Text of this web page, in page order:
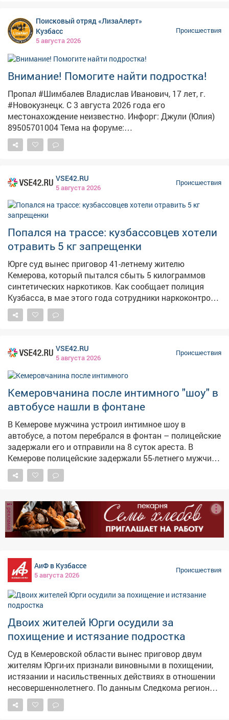
Поисковый отряд «ЛизаАлерт»
Кузбасс
5 августа 2026
Происшествия
Внимание! Помогите найти подростка!
Пропал #Шимбалев Владислав Иванович, 17 лет, г.
#Новокузнецк. С 3 августа 2026 года его
местонахождение неизвестно. Инфорг: Джули (Юлия)
89505701004 Тема на форуме:
https://lizaalert.org/forum/viewtopic.php?t=371500
#ЛизаАлерт #ЛизаАлертКузбасс #ПропалЧеловек
VSE42.RU
5 августа 2026
Происшествия
Попался на трассе: кузбассовцев хотели
отравить 5 кг запрещенки
Юрге суд вынес приговор 41-летнему жителю
Кемерова, который пытался сбыть 5 килограммов
синтетических наркотиков. Как сообщает полиция
Кузбасса, в мае этого года сотрудники наркоконтроля
получили информацию о готовящейся крупной
партии. Оперативники разработали спецоперацию и в
машины изъяли сумку с 5 свёртками "синтетики"
общей массой около 5 килограммов – это особо
крупный размер. Мужчина нашёл криминальный
заработок в интернете, получил бесконтактно партию
наркотиков и перевозил её для закладок, но не успел
сбыть. Суд признал его виновным и назначил 9 лет
колонии строгого режима и штраф 120 тысяч рублей.
Приговор вступил в силу.
VSE42.RU
5 августа 2026
Происшествия
Кемеровчанина после интимного "шоу" в
автобусе нашли в фонтане
В Кемерове мужчина устроил интимное шоу в
автобусе, а потом перебрался в фонтан – полицейские
задержали его и отправили на 8 суток ареста. В
Кемерове полицейские задержали 55-летнего мужчину,
который совершал действия интимного характера в
общественном транспорте. Как сообщает полиция
пассажиры автобуса запечатлели непристойное
поведение горожанина. В полицию тогда никто не
обратился, но сотрудники начали проверку. Позже в
дежурную часть позвонила женщина и сообщила, что
похожий на того, кого искали. Полицейские задержали
нарушителя. Объяснить своё поведение он не смог. На
мужчину составили протокол по статье "Мелкое
хулиганство". Суд отправил его под
административный арест на 8 суток. Полиция
напоминает: о подобных происшествиях нужно
сообщать по номеру 102, чтобы своевременно
пресекать противоправные действия.
реклама
АиФ в Кузбассе
5 августа 2026
Происшествия
Двоих жителей Юрги осудили за
похищение и истязание подростка
Суд в Кемеровской области вынес приговор двум
жителям Юрги-их признали виновными в похищении,
истязании и насильственных действиях в отношении
несовершеннолетнего. По данным Следкома региона,
в апреле 2024года мужчины поссорились с 13‑летним
знакомым из‑за пустяка. Они насильно посадили